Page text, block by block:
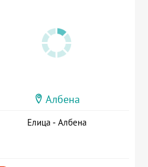
Албена
Елица - Албена